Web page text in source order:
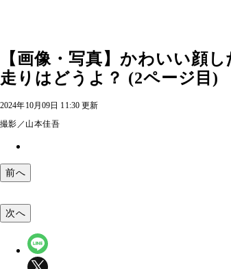
【画像・写真】かわいい顔
走りはどうよ？ (2ページ目)
2024年10月09日 11:30 更新
撮影／山本佳吾
前へ
次へ